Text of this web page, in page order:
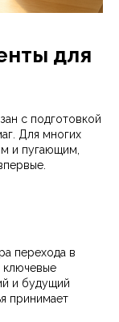
для
с подготовкой
Для многих
и пугающим,
перехода в
и будущий
принимает